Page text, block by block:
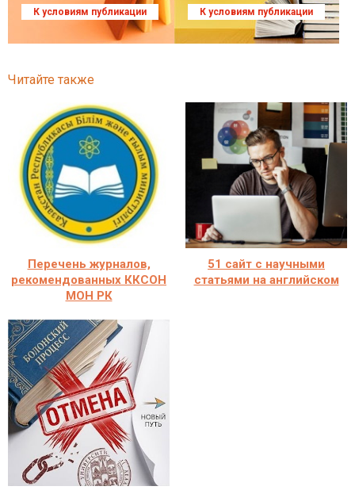
К условиям публикации К условиям публикации
Читайте также
Перечень журналов,
рекомендованных ККСОН
МОН РК
51 сайт с научными
статьями на английском